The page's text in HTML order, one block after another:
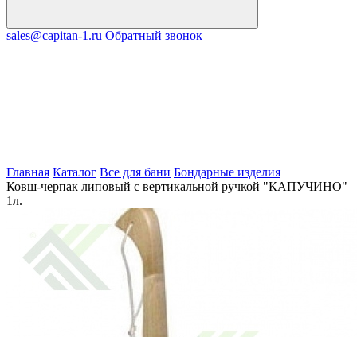
sales@capitan-1.ru Обратный звонок
Главная Каталог Все для бани Бондарные изделия
Ковш-черпак липовый с вертикальной ручкой "КАПУЧИНО"
1л.